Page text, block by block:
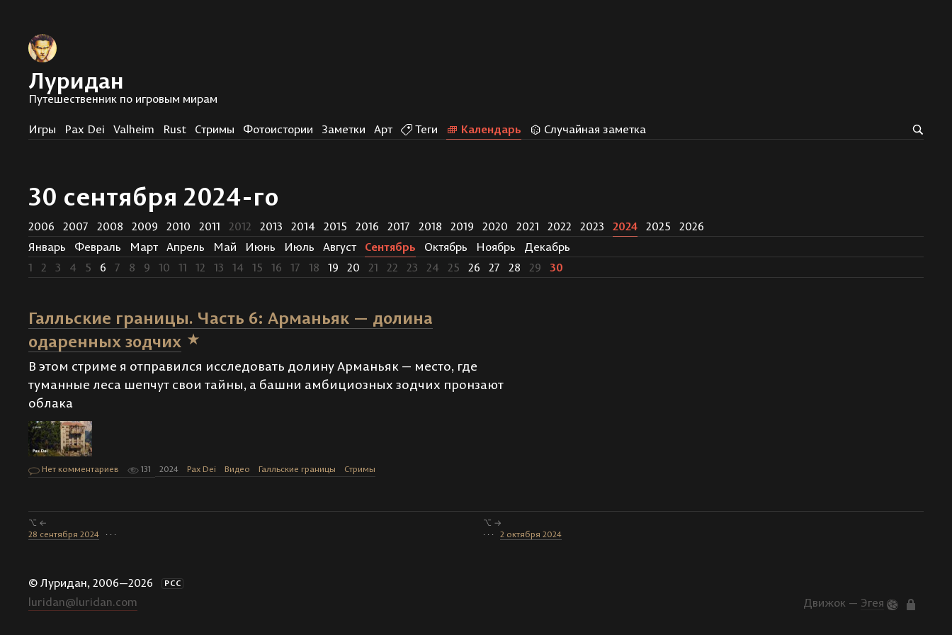
Луридан
Путешественник по игровым мирам
Игры Pax Dei Valheim Rust Стримы Фотоистории Заметки Арт Теги Календарь Случайная заметка
30 сентября 2024-го
2006 2007 2008 2009 2010 2011 2012 2013 2014 2015 2016 2017 2018 2019 2020 2021 2022 2023 2024 2025
2026
Январь
Февраль Март Апрель Май Июнь Июль Август Сентябрь Октябрь Ноябрь
Декабрь
1
2 3 4 5 6 7 8 9 10 11 12 13 14 15 16 17 18 19 20 21 22 23 24 25 26 27 28 29 30
Галльские границы. Часть 6: Арманьяк — долина
одаренных зодчих
В этом стриме я отправился исследовать долину Арманьяк — место, где
туманные леса шепчут свои тайны, а башни амбициозных зодчих пронзают
облака
Нет комментариев 131 2024 Pax Dei Видео Галльские границы Стримы
⌥ ←
28 сентября 2024 · · ·
⌥ →
· · · 2 октября 2024
© Луридан, 2006—2026 РСС
luridan@luridan.com Движок — Эгея